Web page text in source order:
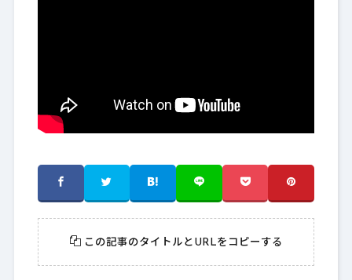
この記事のタイトルとURLをコピーする